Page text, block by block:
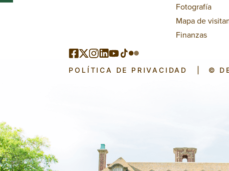
Fotografía
Mapa de
Finanzas
POLÍTICA DE PRIVACIDAD ©